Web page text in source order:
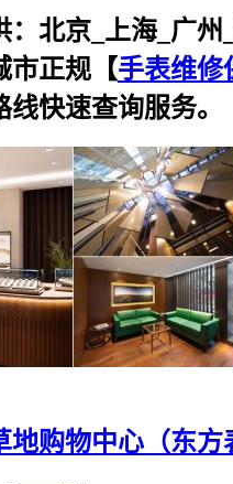
：北京_上海_广州
市正规【手表维修
线快速查询服务。
地购物中心（东方